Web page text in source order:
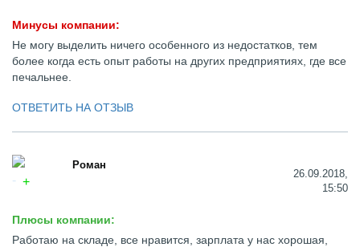
Минусы компании:
Не могу выделить ничего особенного из недостатков, тем
более когда есть опыт работы на других предприятиях, где все
печальнее.
ОТВЕТИТЬ НА ОТЗЫВ
Роман
26.09.2018,
15:50
Плюсы компании:
Работаю на складе, все нравится, зарплата у нас хорошая,